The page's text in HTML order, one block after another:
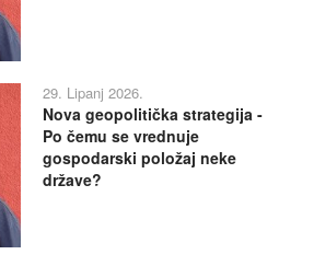
29. Lipanj 2026.
Nova geopolitička strategija -
Po čemu se vrednuje
gospodarski položaj neke
države?